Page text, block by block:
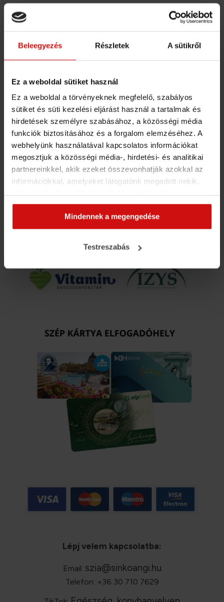
Beleegyezés Részletek A sütikről
Ez a weboldal sütiket használ
Ez a weboldal a törvényeknek megfelelő, szabályos
sütiket és süti kezelési eljárást használ a tartalmak és
hirdetések személyre szabásához, a közösségi média
funkciók biztosításához és a forgalom elemzéséhez. A
webhelyünk használatával kapcsolatos információkat
megosztjuk a közösségi média-, hirdetési- és analitikai
partnereinkkel, akik ezeket összevonhatják azokkal az
információkkal, amelyeket látogatónk megadott nekik,
szolgáltatásokból gyűjtöttek. Elfogadásával segíti a
munkánkat és nagyobb felhasználói élményt
biztosíthatunk mi is látogatóinknak.
Mindennek a megengedése
Testreszabás
Adatkezelési téjékoztató
SZÉP kártyával és EGÉSZSÉGPÉNZTÁR számlával
is fizethetsz!
Részletek: aFizetési lehetőségek aloldalon
Lépj velem kapcsolatba:
Email: szia@sinkoangi.hu
Telefon: +36 30 710 7629